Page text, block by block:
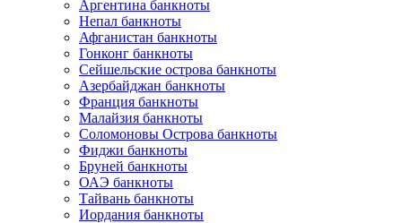
Аргентина банкноты
Непал банкноты
Афганистан банкноты
Гонконг банкноты
Сейшельские острова банкноты
Азербайджан банкноты
Франция банкноты
Малайзия банкноты
Соломоновы Острова банкноты
Фиджи банкноты
Бруней банкноты
ОАЭ банкноты
Тайвань банкноты
Иордания банкноты